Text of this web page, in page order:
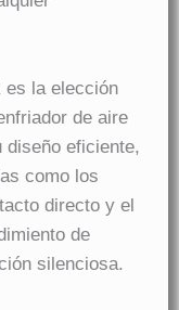
es la elección
de aire
diseño eficiente,
como los
directo y el
de
silenciosa.